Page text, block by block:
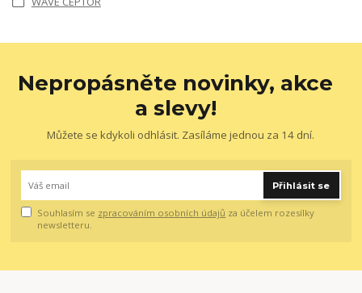
Nepropásněte novinky, akce
a slevy!
Můžete se kdykoli odhlásit. Zasíláme jednou za 14 dní.
Přihlásit se
Souhlasím se zpracováním osobních údajů za účelem rozesílky
newsletteru.